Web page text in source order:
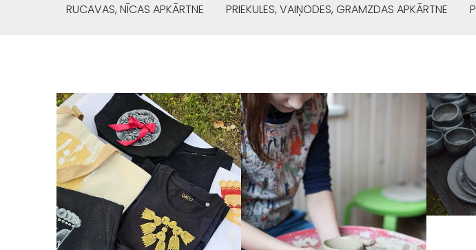
RUCAVAS, NĪCAS APKĀRTNE
PRIEKULES, VAIŅODES, GRAMZDAS APKĀRTNE